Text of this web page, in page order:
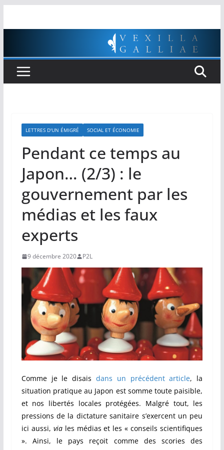
LETTRES D'UN ÉMIGRÉ SOCIAL ET ÉCONOMIE
Pendant ce temps au
Japon… (2/3) : le
gouvernement par les
médias et les faux
experts
9 décembre 2020 P2L
Comme je le disais dans un précédent article, la
situation pratique au Japon est somme toute paisible,
et nos libertés locales protégées. Malgré tout, les
pressions de la dictature sanitaire s’exercent un peu
ici aussi, viales médias et les « conseils scientifiques
». Ainsi, le pays reçoit comme des scories des